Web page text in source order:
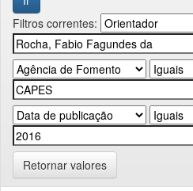
Filtros correntes:
Retornar valores